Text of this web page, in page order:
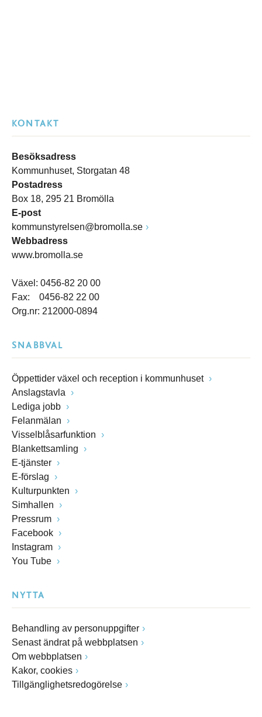
KONTAKT
Besöksadress
Kommunhuset, Storgatan 48
Postadress
Box 18, 295 21 Bromölla
E-post
kommunstyrelsen@bromolla.se
Webbadress
www.bromolla.se
Växel: 0456-82 20 00
Fax: 0456-82 22 00
Org.nr: 212000-0894
SNABBVAL
Öppettider växel och reception i kommunhuset
Anslagstavla
Lediga jobb
Felanmälan
Visselblåsarfunktion
Blankettsamling
E-tjänster
E-förslag
Kulturpunkten
Simhallen
Pressrum
Facebook
Instagram
You Tube
NYTTA
Behandling av personuppgifter
Senast ändrat på webbplatsen
Om webbplatsen
Kakor, cookies
Tillgänglighetsredogörelse